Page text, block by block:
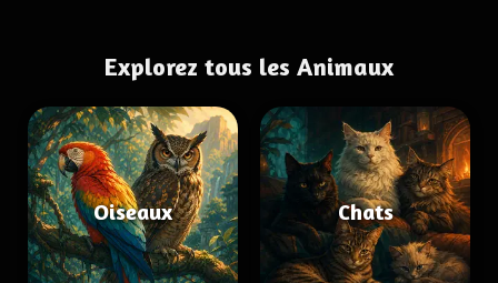
Explorez tous les Animaux
Oiseaux Chats